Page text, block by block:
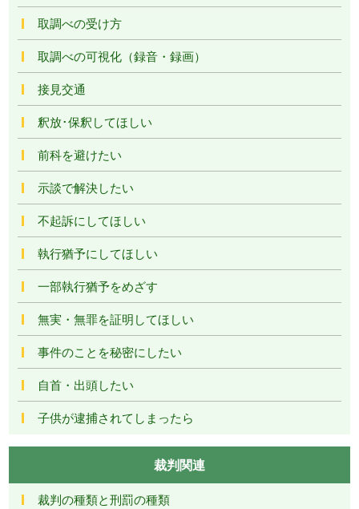
取調べの受け方
取調べの可視化（録音・録画）
接見交通
釈放･保釈してほしい
前科を避けたい
示談で解決したい
不起訴にしてほしい
執行猶予にしてほしい
一部執行猶予をめざす
無実・無罪を証明してほしい
事件のことを秘密にしたい
自首・出頭したい
子供が逮捕されてしまったら
裁判関連
裁判の種類と刑罰の種類